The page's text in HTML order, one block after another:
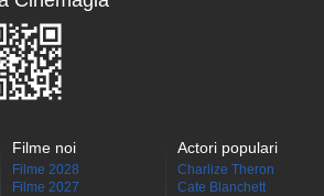
Filme noi
Filme 2028
Filme 2027
Actori populari
Charlize Theron
Cate Blanchett